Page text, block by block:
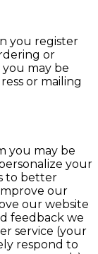
you register
or
may be
or mailing
you may be
your
to better
our
our website
feedback we
service (your
respond to